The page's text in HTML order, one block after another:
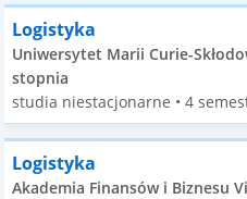
Logistyka
Uniwersytet Marii Curie-
stopnia
studia niestacjonarne • 4
Logistyka
Akademia Finansów i Biznesu